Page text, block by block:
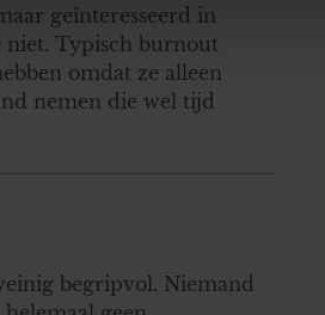
we informatie over uw gebruik
kunnen deze gegevens
op basis van uw gebruik van hun
geïnteresseerd in
niet. Typisch burnout
omdat ze alleen
nemen die wel tijd
begripvol. Niemand